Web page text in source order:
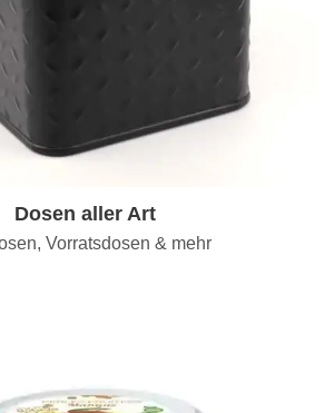
Dosen aller Art
Vorratsdosen & mehr